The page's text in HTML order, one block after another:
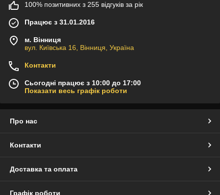
100% позитивних з 255 відгуків за рік
Працює з 31.01.2016
м. Вінниця
вул. Київська 16, Вінниця, Україна
Контакти
Сьогодні працює з 10:00 до 17:00
Показати весь графік роботи
Про нас
Контакти
Доставка та оплата
Графік роботи